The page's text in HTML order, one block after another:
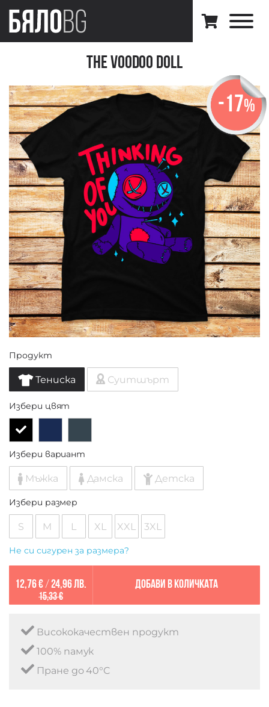
The Voodoo Doll
-17%
Продукт
Тениска Суитшърт
Избери цвят
Избери вариант
Мъжка Дамска Детска
Избери размер
S M L XL XXL 3XL
Не си сигурен за размера?
12,76 €/ 24,96 лв.
15,33 €
Добави в количката
Висококачествен продукт
100% памук
Пране до 40°C